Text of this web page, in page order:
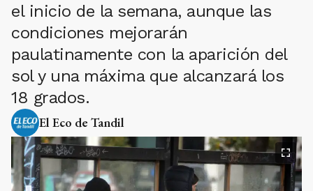
el inicio de la semana, aunque las
condiciones mejorarán
paulatinamente con la aparición del
sol y una máxima que alcanzará los
18 grados.
El Eco de Tandil